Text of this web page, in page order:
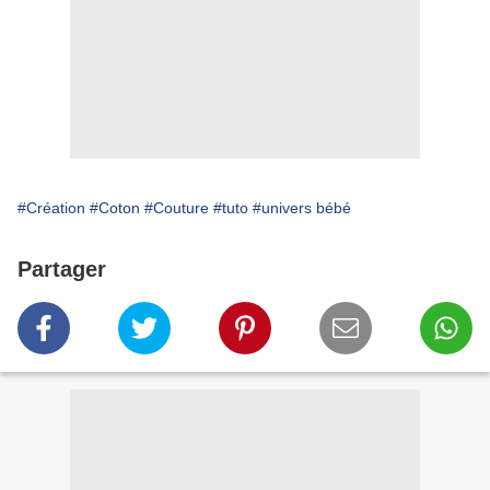
#Création #Coton #Couture #tuto #univers bébé
Partager